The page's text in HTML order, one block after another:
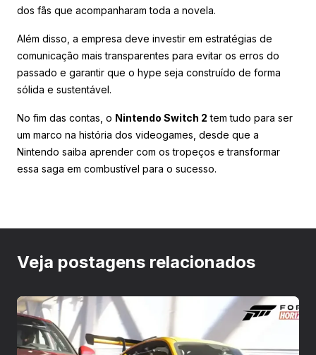
dos fãs que acompanharam toda a novela.
Além disso, a empresa deve investir em estratégias de
comunicação mais transparentes para evitar os erros do
passado e garantir que o hype seja construído de forma
sólida e sustentável.
No fim das contas, o Nintendo Switch 2 tem tudo para ser
um marco na história dos videogames, desde que a
Nintendo saiba aprender com os tropeços e transformar
essa saga em combustível para o sucesso.
Veja postagens relacionados